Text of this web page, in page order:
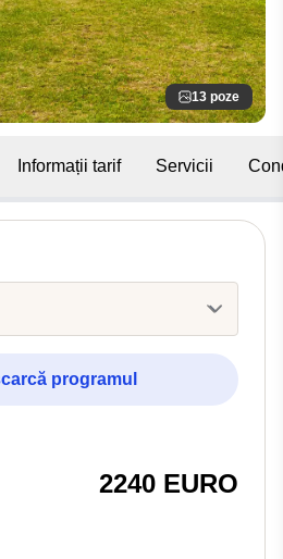
13 poze
Informații tarif Servicii
programul
2240 EURO